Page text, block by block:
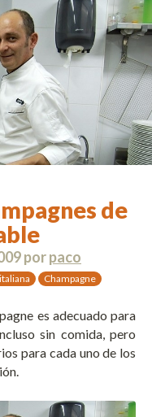
de
porpaco
Champagne
es adecuado para
sin comida, pero
para cada uno de los